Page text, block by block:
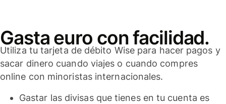
Gasta euro con facilidad.
Utiliza tu tarjeta de débito Wise para hacer pagos y
sacar dinero cuando viajes o cuando compres
online con minoristas internacionales.
Gastar las divisas que tienes en tu cuenta es